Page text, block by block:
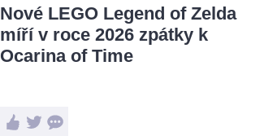
Nové LEGO Legend of Zelda
míří v roce 2026 zpátky k
Ocarina of Time